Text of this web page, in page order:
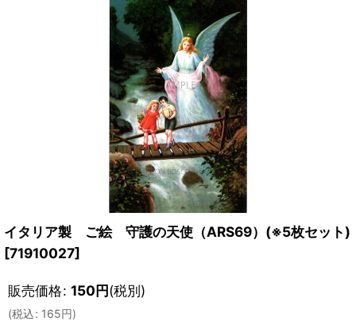
イタリア製 ご絵 守護の天使（ARS69）(※5枚セット)
[71910027]
販売価格: 150円(税別)
(税込: 165円)